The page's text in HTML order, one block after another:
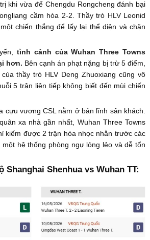
khi vừa để Chengdu Rongcheng đánh bại
cầm hòa 2-2. Thầy trò HLV Leonid
chiến thắng để lấy lại thể diện và chặn
tình cảnh của Wuhan Three Towns
hơn. Bên cạnh án phạt nặng bị trừ 5 điểm,
thầy trò HLV Deng Zhuoxiang cũng vô
5 trận liên tiếp không biết đến mùi chiến
cựu vương CSL nằm ở bản lĩnh sân khách.
xa nhà gần nhất, Wuhan Three Towns
kiếm được 2 trận hòa nhọc nhằn trước các
hệ thống phòng ngự lỏng lẻo và dễ tổn
Shanghai Shenhua vs Wuhan TT: